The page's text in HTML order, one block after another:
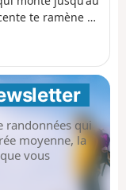
te ramène à
te garer à (A)
randonnées qui
moyenne, la
vous